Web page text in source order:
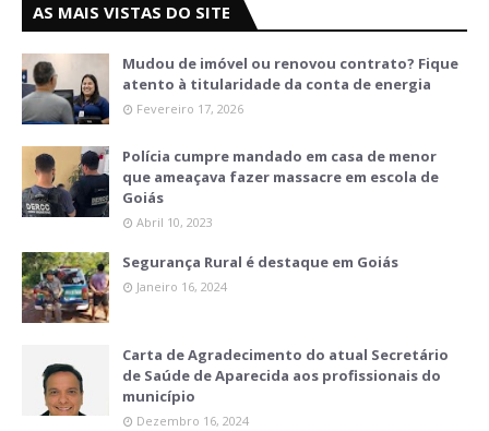
AS MAIS VISTAS DO SITE
Mudou de imóvel ou renovou contrato? Fique
atento à titularidade da conta de energia
Fevereiro 17, 2026
Polícia cumpre mandado em casa de menor
que ameaçava fazer massacre em escola de
Goiás
Abril 10, 2023
Segurança Rural é destaque em Goiás
Janeiro 16, 2024
Carta de Agradecimento do atual Secretário
de Saúde de Aparecida aos profissionais do
município
Dezembro 16, 2024